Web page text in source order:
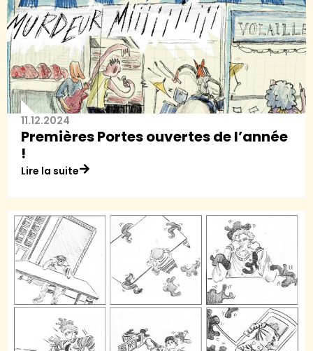
11.12.2024
Premières Portes ouvertes de l’année
!
Lire la suite